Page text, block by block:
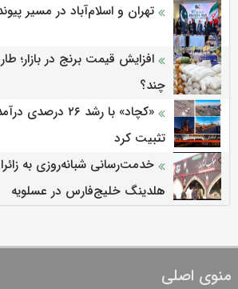
تهران و اسلام‌آباد در مسیر
افزایش قیمت برنج در بازار؛
چند؟
«کچاد» با رشد ۲۶
تثبیت کرد
خدمت‌رسانی شبانه‌روزی به
هلدینگ خلیج‌فارس در عسلویه
منوی اصلی